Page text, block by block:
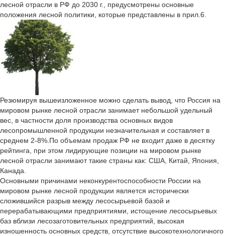
лесной отрасли в РФ до 2030 г., предусмотрены основные
положения лесной политики, которые представлены в прил.6.
Резюмируя вышеизложенное можно сделать вывод, что Россия на
мировом рынке лесной отрасли занимает небольшой удельный
вес, в частности доля производства основных видов
лесопромышленной продукции незначительная и составляет в
среднем 2-8%.По объемам продаж РФ не входит даже в десятку
рейтинга, при этом лидирующие позиции на мировом рынке
лесной отрасли занимают такие страны как: США, Китай, Япония,
Канада.
Основными причинами неконкурентоспособности России на
мировом рынке лесной продукции является исторически
сложившийся разрыв между лесосырьевой базой и
перерабатывающими предприятиями, истощение лесосырьевых
баз вблизи лесозаготовительных предприятий, высокая
изношенность основных средств, отсутствие высокотехнологичного